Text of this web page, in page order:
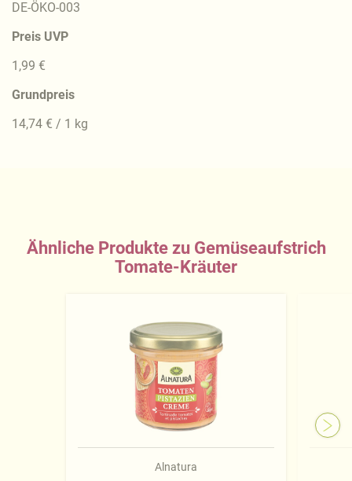
DE-ÖKO-003
Preis UVP
1,99 €
Grundpreis
14,74 € / 1 kg
Ähnliche Produkte zu Gemüseaufstrich
Tomate-Kräuter
Alnatura